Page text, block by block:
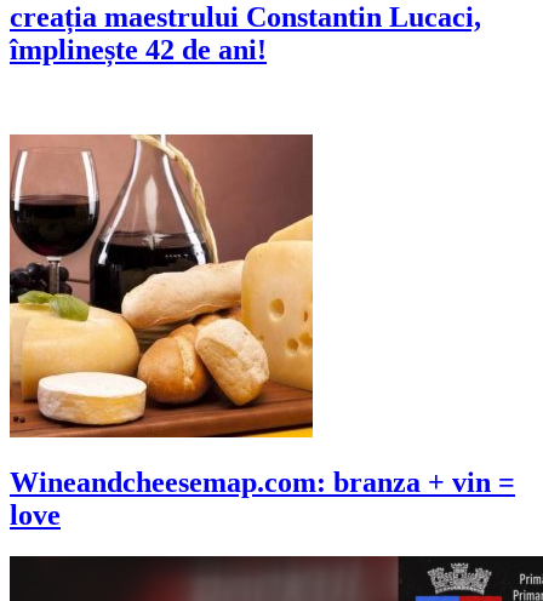
creația maestrului Constantin Lucaci,
împlinește 42 de ani!
Wineandcheesemap.com: branza + vin =
love